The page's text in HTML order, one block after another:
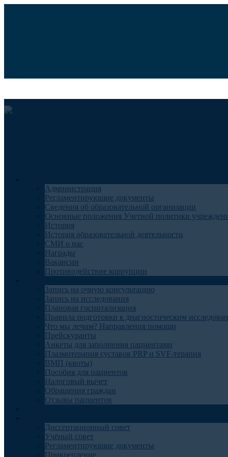
Администрация
Регламентирующие документы
Сведения об образовательной организации
Основные положения Учетной политики
История
История образовательной деятельности
СМИ о нас
Награды
Вакансии
Противодействие коррупции
Запись на очную консультацию
Запись на исследования
Плановая госпитализация
Правила подготовки к диагностическим
Что мы лечим? Направления помощи
Прейскуранты
Анкеты для заполнения пациентами
Плазмотерапия суставов PRP и SVF-терапия
ВМП (квоты)
Пособия для пациентов
Налоговый вычет
Обращения граждан
Отзывы пациентов
Диссертационный совет
Учёный совет
Регламентирующие документы
Прикрепление